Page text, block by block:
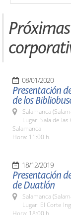
08/01/2020
Presentación
de los
Salamanca
Lugar: Sala de
Salamanca
Hora: 11:00 h.
18/12/2019
Presentación
de Duatlón
Salamanca
Lugar: El Corte
Hora: 18:00 h.